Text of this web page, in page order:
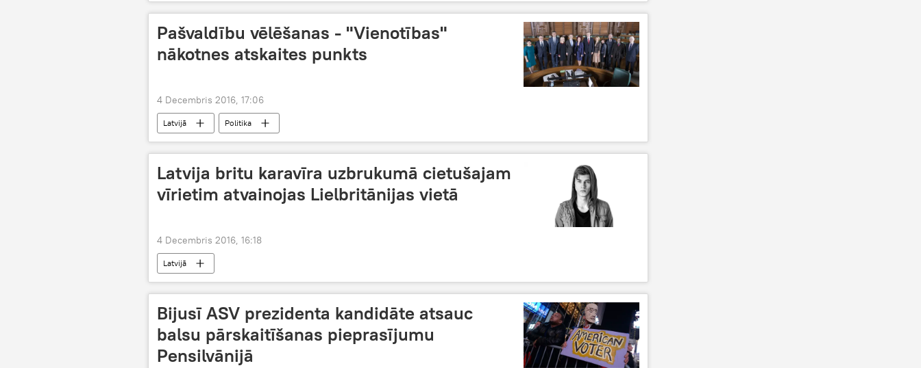
Pašvaldību vēlēšanas - "Vienotības"
nākotnes atskaites punkts
4 Decembris 2016, 17:06
Latvijā Politika
Latvija britu karavīra uzbrukumā cietušajam
vīrietim atvainojas Lielbritānijas vietā
4 Decembris 2016, 16:18
Latvijā
Bijusī ASV prezidenta kandidāte atsauc
balsu pārskaitīšanas pieprasījumu
Pensilvānijā